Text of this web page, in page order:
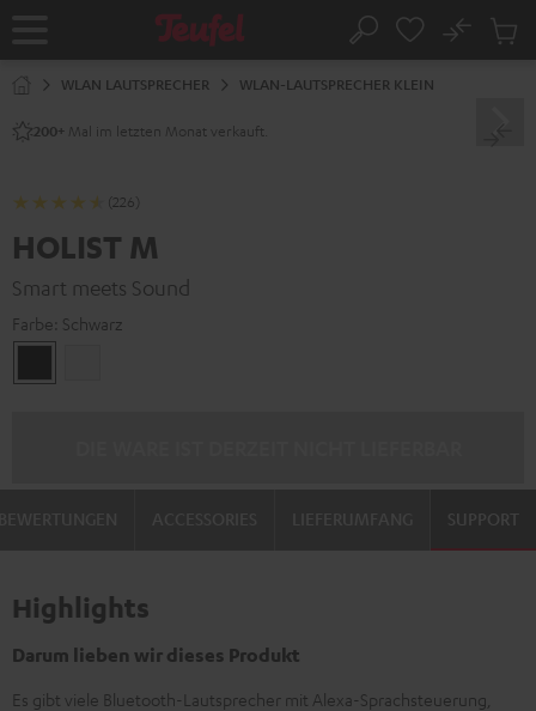
Startseite Suche
No
WLAN LAUTSPRECHER WLAN-LAUTSPRECHER KLEIN
200+ Mal im letzten Monat verkauft.
(226)
HOLIST M
Smart meets Sound
Farbe: Schwarz
SUPPORT
Highlights
Darum lieben wir dieses Produkt
Es gibt viele Bluetooth-Lautsprecher mit Alexa-Sprachsteuerung,